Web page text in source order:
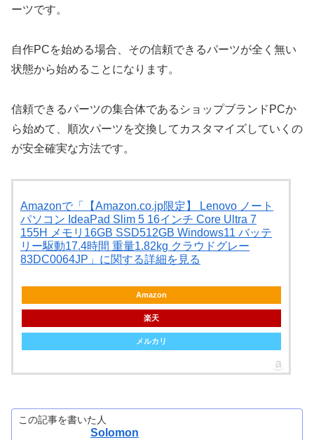
ーツです。
自作PCを始める場合、その信頼できるパーツが全く無い
状態から始めることになります。
信頼できるパーツの集合体であるショップブランドPCか
ら始めて、順次パーツを交換してカスタマイズしていくの
が安全確実な方法です。
Amazonで「【Amazon.co.jp限定】 Lenovo ノート
パソコン IdeaPad Slim 5 16インチ Core Ultra 7
155H メモリ16GB SSD512GB Windows11 バッテ
リー駆動17.4時間 重量1.82kg クラウドグレー
83DC0064JP」に関する詳細を見る
Amazon
楽天
メルカリ
この記事を書いた人
Solomon